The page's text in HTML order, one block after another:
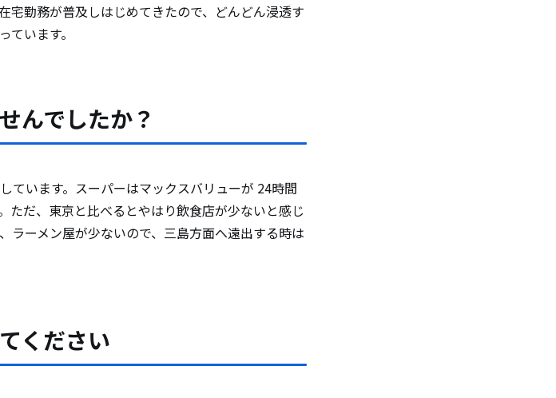
宅勤務が普及しはじめてきたので、どんどん浸透す
ています。
んでしたか？
ています。スーパーはマックスバリューが 24時間
ただ、東京と比べるとやはり飲食店が少ないと感じ
ラーメン屋が少ないので、三島方面へ遠出する時は
ください